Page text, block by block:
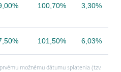
100,70% 3,30%
101,50% 6,03%
možnému dátumu splatenia (tzv.